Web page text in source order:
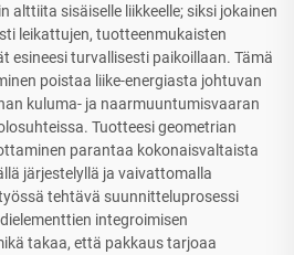
alttiita sisäiselle liikkeelle; siksi jokainen
leikattujen, tuotteenmukaisten
esineesi turvallisesti paikoillaan. Tämä
poistaa liike-energiasta johtuvan
kuluma- ja naarmuuntumisvaaran
Tuotteesi geometrian
parantaa kokonaisvaltaista
järjestelyllä ja vaivattomalla
tehtävä suunnitteluprosessi
integroimisen
takaa, että pakkaus tarjoaa